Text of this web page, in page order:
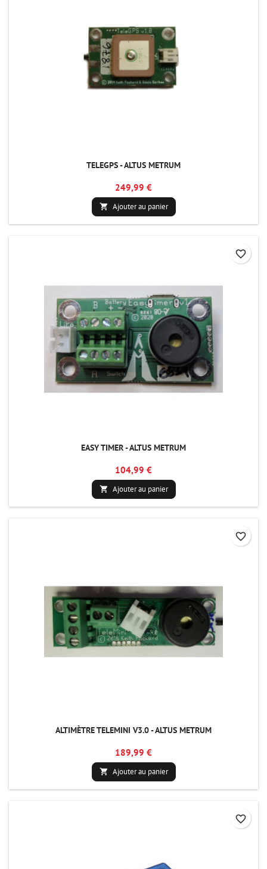
TELEGPS - ALTUS METRUM
249,99 €
 Ajouter au panier
EASY TIMER - ALTUS METRUM
104,99 €
 Ajouter au panier
favorite_border
ALTIMÈTRE TELEMINI V3.0 - ALTUS METRUM
189,99 €
 Ajouter au panier
favorite_border
favorite_border